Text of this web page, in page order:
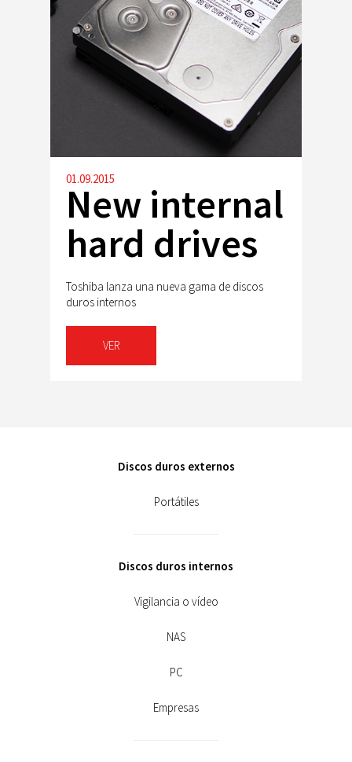
01.09.2015
New internal
hard drives
Toshiba lanza una nueva gama de discos
duros internos
VER
Discos duros externos
Portátiles
Discos duros internos
Vigilancia o vídeo
NAS
PC
Empresas